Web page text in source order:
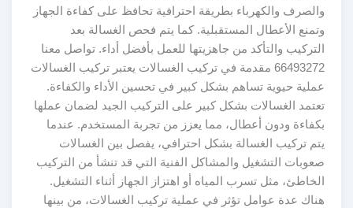
والصرف والكهرباء بطريقة احترافية تحافظ على كفاءة الجهاز
وتمنع الأعطال المستقبلية. كما يتم فحص الغسالة بعد
التركيب والتأكد من جاهزيتها للعمل بأفضل أداء. تواصل معنا
66493272 مقدمة في تركيب الغسالات يعتبر تركيب الغسالات
عملية حيوية تساهم بشكل كبير في تحسين الأداء والكفاءة.
تعتمد الغسالات بشكل كبير على التركيب الجيد لضمان عملها
بكفاءة ودون أعطال، مما يعزز من تجربة المستخدم. عندما
يتم تركيب الغسالة بشكل احترافي، يفصل بين الغسالات
صعوبات التشغيل والمشاكل الفنية التي قد تنشأ من التركيب
الخاطئ، مثل تسرب المياه أو اهتزاز الجهاز أثناء التشغيل.
هناك عدة عوامل تؤثر في عملية تركيب الغسالات، من بينها